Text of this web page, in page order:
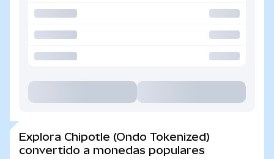
Explora Chipotle (Ondo Tokenized)
convertido a monedas populares